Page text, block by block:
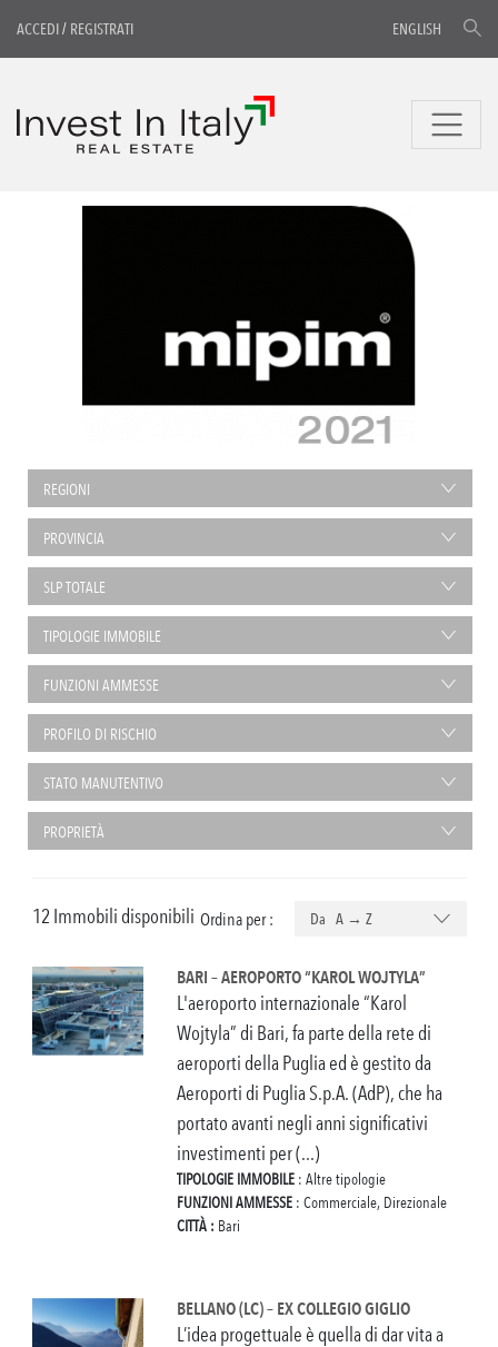
ACCEDI/ REGISTRATI ENGLISH
REGIONI
PROVINCIA
SLP TOTALE
TIPOLOGIE IMMOBILE
FUNZIONI AMMESSE
PROFILO DI RISCHIO
STATO MANUTENTIVO
PROPRIETÀ
12 Immobili disponibili Ordina per : Da A → Z
BARI – AEROPORTO “KAROL WOJTYLA”
L'aeroporto internazionale “Karol
Wojtyla” di Bari, fa parte della rete di
aeroporti della Puglia ed è gestito da
Aeroporti di Puglia S.p.A. (AdP), che ha
portato avanti negli anni significativi
investimenti per (...)
TIPOLOGIE IMMOBILE : Altre tipologie
FUNZIONI AMMESSE : Commerciale, Direzionale
CITTÀ : Bari
BELLANO (LC) – EX COLLEGIO GIGLIO
L’idea progettuale è quella di dar vita a